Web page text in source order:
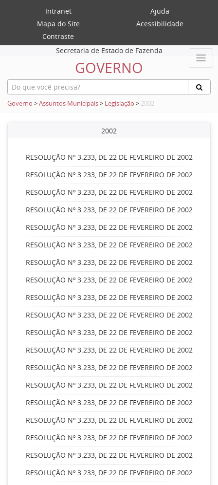
Intranet
Ajuda
Mapa do Site
Acessibilidade
Contraste
Secretaria de Estado de Fazenda
GOVERNO
Governo >Assuntos Municipais> Legislação > 2002
2002
RESOLUÇÃO Nº 3.233, DE 22 DE FEVEREIRO DE 2002
RESOLUÇÃO Nº 3.233, DE 22 DE FEVEREIRO DE 2002
RESOLUÇÃO Nº 3.233, DE 22 DE FEVEREIRO DE 2002
RESOLUÇÃO Nº 3.233, DE 22 DE FEVEREIRO DE 2002
RESOLUÇÃO Nº 3.233, DE 22 DE FEVEREIRO DE 2002
RESOLUÇÃO Nº 3.233, DE 22 DE FEVEREIRO DE 2002
RESOLUÇÃO Nº 3.233, DE 22 DE FEVEREIRO DE 2002
RESOLUÇÃO Nº 3.233, DE 22 DE FEVEREIRO DE 2002
RESOLUÇÃO Nº 3.233, DE 22 DE FEVEREIRO DE 2002
RESOLUÇÃO Nº 3.233, DE 22 DE FEVEREIRO DE 2002
RESOLUÇÃO Nº 3.233, DE 22 DE FEVEREIRO DE 2002
RESOLUÇÃO Nº 3.233, DE 22 DE FEVEREIRO DE 2002
RESOLUÇÃO Nº 3.233, DE 22 DE FEVEREIRO DE 2002
RESOLUÇÃO Nº 3.233, DE 22 DE FEVEREIRO DE 2002
RESOLUÇÃO Nº 3.233, DE 22 DE FEVEREIRO DE 2002
RESOLUÇÃO Nº 3.233, DE 22 DE FEVEREIRO DE 2002
RESOLUÇÃO Nº 3.233, DE 22 DE FEVEREIRO DE 2002
RESOLUÇÃO Nº 3.233, DE 22 DE FEVEREIRO DE 2002
RESOLUÇÃO Nº 3.233, DE 22 DE FEVEREIRO DE 2002